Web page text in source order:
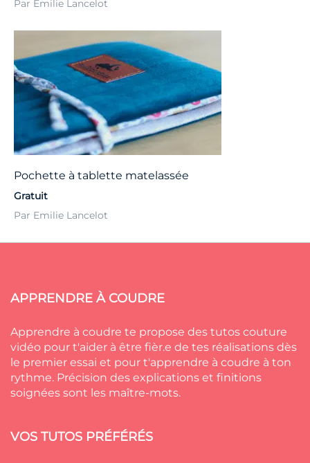
Par Emilie Lancelot
Pochette à tablette matelassée
Gratuit
Par Emilie Lancelot
APPRENDRE À COUDRE
Apprendre à coudre te propose des tutos couture
vidéo pour t'aider à être fièr.e de tes réalisations dès
le premier essai et pour t'apprendre à coudre à ton
rythme. Précision des explications et finitions
soignées sont les maître-mots.
VOS TUTOS PRÉFÉRÉS